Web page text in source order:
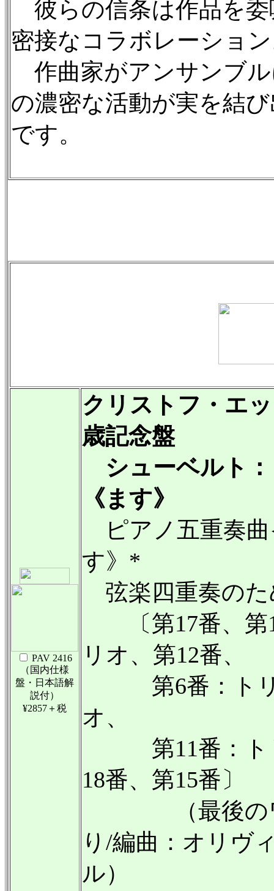
彼らの信条は作品を委
密接なコラボレーショ
作曲家がアンサンブ
の濃密な活動が実を結
です。
PAV 2416
（国内仕様
盤・日本語解
説付）
¥2857＋税
クリストフ・エ
歳記念盤
シューベルト
《ます》
ピアノ五重奏曲
す》*
弦楽四重奏の
〔第17番、第
リオ、第12番、
第6番：トリ
オ、
第11番：トリ
18番、第15番〕
（最後のワ
り/編曲：オリヴ
ル）